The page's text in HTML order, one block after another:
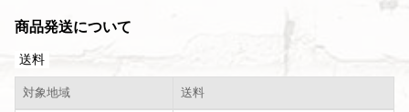
商品発送について
送料
対象地域 送料